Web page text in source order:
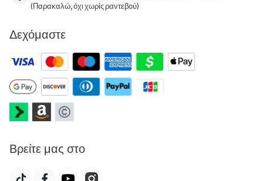
(Παρακαλώ, όχι χωρίς ραντεβού)
Δεχόμαστε
Βρείτε μας στο